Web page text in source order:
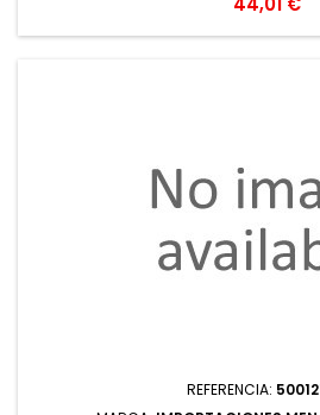
REFERENCIA: